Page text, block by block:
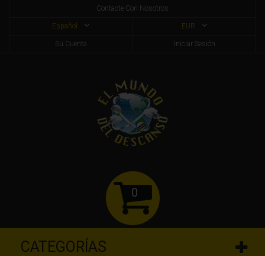
Contacte Con Nosotros
EUR
Español
Iniciar Sesión
Su Cuenta
0
CATEGORÍAS